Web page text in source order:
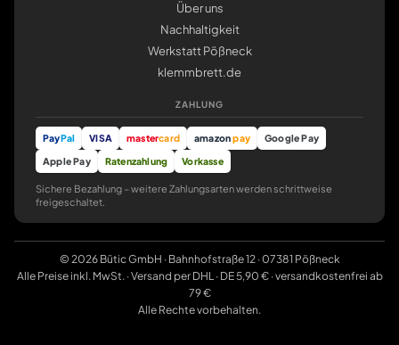
Über uns
Nachhaltigkeit
Werkstatt Pößneck
klemmbrett.de
ZAHLUNG
PayPal VISA mastercard amazonpay
Google Pay
Apple Pay
Ratenzahlung Vorkasse
Sichere Bezahlung – weitere Zahlungsarten werden schrittweise
freigeschaltet.
© 2026 Bütic GmbH · Bahnhofstraße 12 · 07381 Pößneck
Alle Preise inkl. MwSt. · Versand per DHL · DE 5,90 € · versandkostenfrei ab
79 €
Alle Rechte vorbehalten.